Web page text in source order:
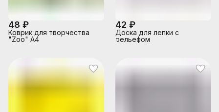
48 ₽
Коврик для творчества
"Zoo" А4
42 ₽
Доска для лепки с
рельефом